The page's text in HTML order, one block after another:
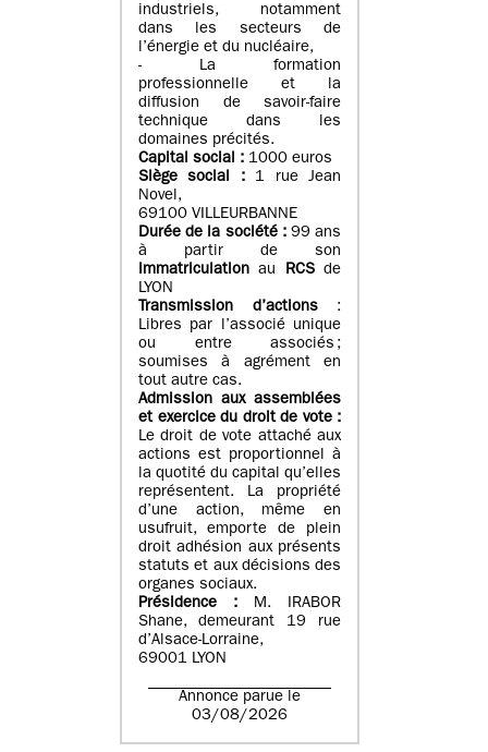
industriels, notamment
dans les secteurs de
l’énergie et du nucléaire,
- La formation
professionnelle et la
diffusion de savoir-faire
technique dans les
domaines précités.
Capital social : 1000 euros
Siège social :1 rue Jean
Novel,
69100 VILLEURBANNE
Durée de la société :99 ans
à partir de son
immatriculation au RCSde
LYON
Transmission d’actions:
Libres par l’associé unique
ou entre associés ;
soumises à agrément en
tout autre cas.
Admission aux assemblées
et exercice du droit de vote :
Le droit de vote attaché aux
actions est proportionnel à
la quotité du capital qu’elles
représentent. La propriété
d’une action, même en
usufruit, emporte de plein
droit adhésion aux présents
statuts et aux décisions des
organes sociaux.
Présidence : M. IRABOR
Shane, demeurant 19 rue
d’Alsace-Lorraine,
69001 LYON
Annonce parue le
03/08/2026